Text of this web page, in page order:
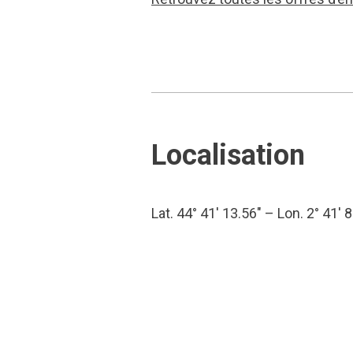
Localisation
Lat. 44° 41′ 13.56″ – Lon. 2° 41′